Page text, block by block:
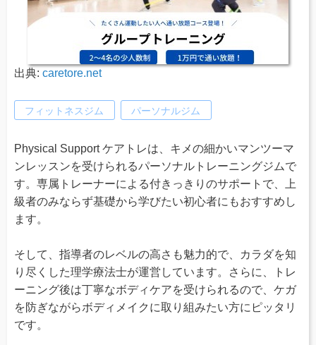
出典: caretore.net
フィットネスジム パーソナルジム
Physical Support ケアトレは、キメの細かいマンツーマ
ンレッスンを受けられるパーソナルトレーニングジムで
す。専属トレーナーによる付きっきりのサポートで、上
級者のみならず基礎から学びたい初心者にもおすすめし
ます。
そして、指導者のレベルの高さも魅力的で、カラダを知
り尽くした理学療法士が運営しています。さらに、トレ
ーニング後は丁寧なボディケアを受けられるので、ケガ
を防ぎながらボディメイクに取り組みたい方にピッタリ
です。